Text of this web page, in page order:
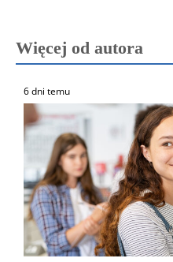
Więcej od autora
6 dni temu